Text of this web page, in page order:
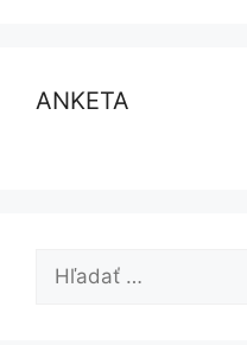
ANKETA
Hľadať: